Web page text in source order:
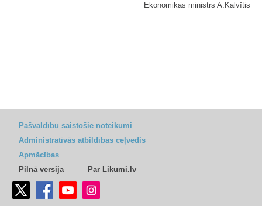
Ekonomikas ministrs A.Kalvītis
Pašvaldību saistošie noteikumi
Administratīvās atbildības ceļvedis
Apmācības
Pilnā versija
Par Likumi.lv